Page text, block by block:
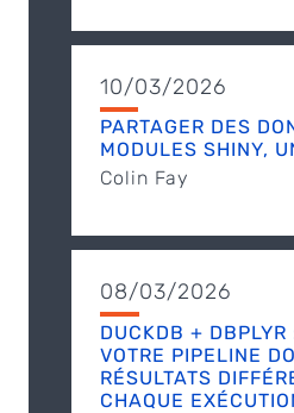
10/03/2026
PARTAGER DES
MODULES SHINY,
Colin Fay
08/03/2026
DUCKDB + DBPLYR
VOTRE PIPELINE
RÉSULTATS
CHAQUE